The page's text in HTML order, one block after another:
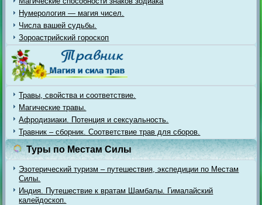
Нумерология — магия чисел.
Числа вашей судьбы.
Зороастрийский гороскоп
Травы, свойства и соответствие.
Магические травы.
Афродизиаки. Потенция и сексуальность.
Травник – сборник. Соответствие трав для сборов.
Туры по Местам Силы
Эзотерический туризм – путешествия, экспедиции по Местам
Силы.
Индия. Путешествие к вратам Шамбалы. Гималайский
калейдоскоп.